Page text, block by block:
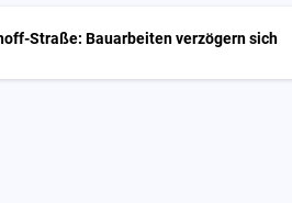
Straße: Bauarbeiten verzögern sich